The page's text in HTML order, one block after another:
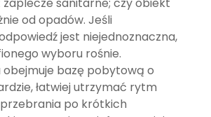
od opadów. Jeśli
jest niejednoznaczna,
wyboru rośnie.
obejmuje bazę pobytową o
łatwiej utrzymać rytm
po krótkich